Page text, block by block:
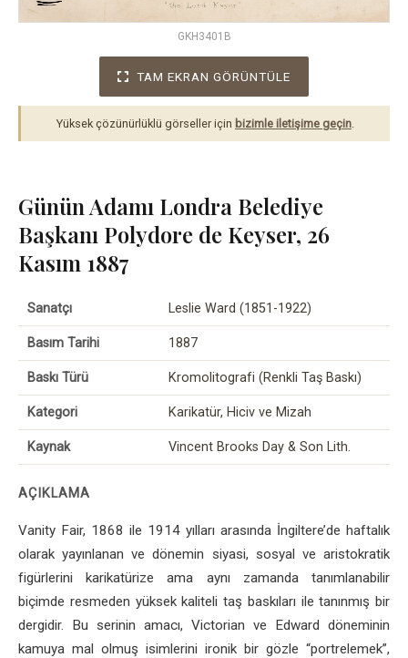
GKH3401B
TAM EKRAN GÖRÜNTÜLE
Yüksek çözünürlüklü görseller için bizimle iletişime geçin.
Günün Adamı Londra Belediye
Başkanı Polydore de Keyser, 26
Kasım 1887
Sanatçı Leslie Ward (1851-1922)
Basım Tarihi 1887
Baskı Türü Kromolitografi (Renkli Taş Baskı)
Kategori Karikatür, Hiciv ve Mizah
Kaynak Vincent Brooks Day & Son Lith.
AÇIKLAMA
Vanity Fair, 1868 ile 1914 yılları arasında İngiltere’de haftalık
olarak yayınlanan ve dönemin siyasi, sosyal ve aristokratik
figürlerini karikatürize ama aynı zamanda tanımlanabilir
biçimde resmeden yüksek kaliteli taş baskıları ile tanınmış bir
dergidir. Bu serinin amacı, Victorian ve Edward döneminin
kamuya mal olmuş isimlerini ironik bir gözle “portrelemek”,